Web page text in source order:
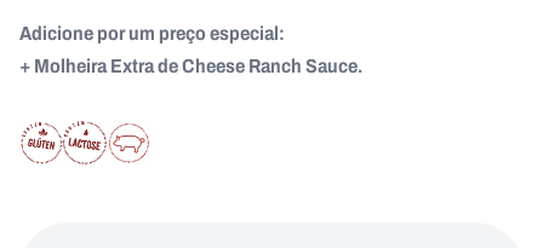
Adicione por um preço especial:
+ Molheira Extra de Cheese Ranch Sauce.